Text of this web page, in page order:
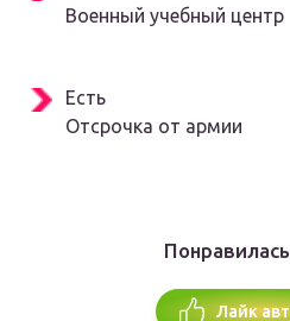
Военный учебный центр
Есть
Отсрочка от армии
Лайк